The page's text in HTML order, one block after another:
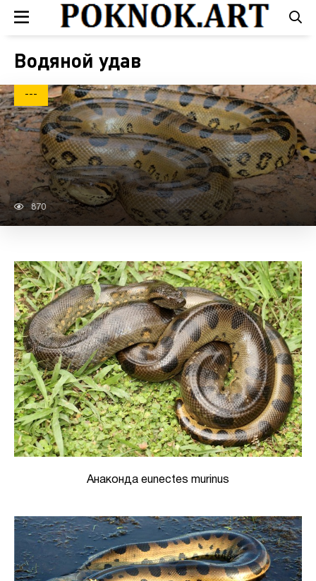
Водяной удав
---
870
Анаконда eunectes murinus